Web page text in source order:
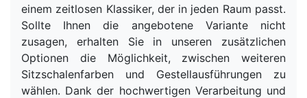
einem zeitlosen Klassiker, der in jeden Raum passt.
Sollte Ihnen die angebotene Variante nicht
zusagen, erhalten Sie in unseren zusätzlichen
Optionen die Möglichkeit, zwischen weiteren
Sitzschalenfarben und Gestellausführungen zu
wählen. Dank der hochwertigen Verarbeitung und